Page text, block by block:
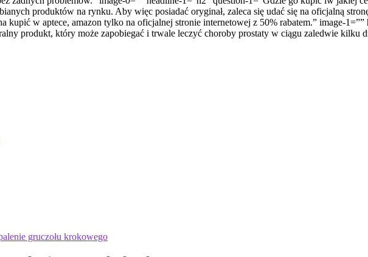
produktów na rynku. Aby więc posiadać oryginał, zaleca się udać się na oficjalną
w aptece, amazon tylko na oficjalnej stronie internetowej z 50% rabatem.” image-1=””
produkt, który może zapobiegać i trwale leczyć choroby prostaty w ciągu zaledwie kilku